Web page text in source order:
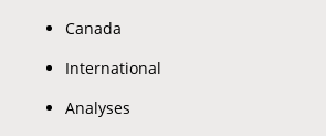
Canada
International
Analyses